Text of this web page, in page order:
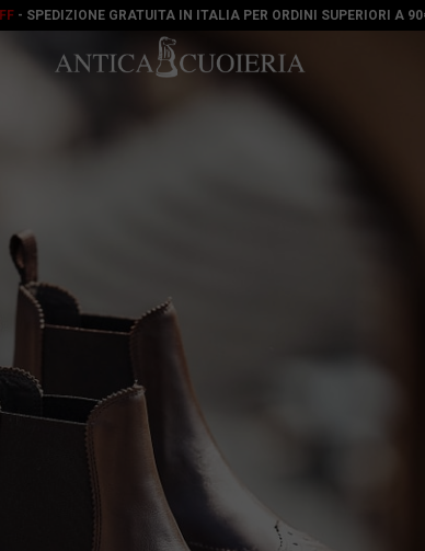
- SPEDIZIONE GRATUITA IN ITALIA PER ORDINI SUPERIORI A